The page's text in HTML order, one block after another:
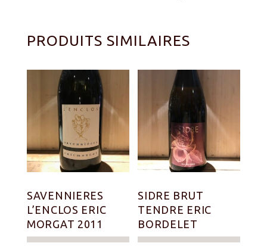
PRODUITS SIMILAIRES
SAVENNIERES
L’ENCLOS ERIC
MORGAT 2011
SIDRE BRUT
TENDRE ERIC
BORDELET